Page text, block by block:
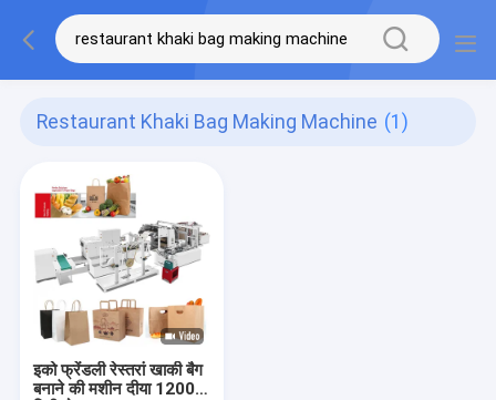
Restaurant Khaki Bag Making Machine (1)
इको फ्रेंडली रेस्तरां खाकी बैग
बनाने की मशीन दीया 1200